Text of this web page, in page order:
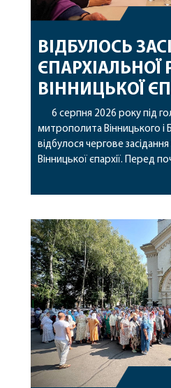
ВІДБУЛОСЬ
ЄПАРХІАЛЬНОЇ
ВІННИЦЬКОЇ
6 серпня 2026 року під
митрополита Вінницького і
відбулося чергове
Вінницької єпархії. Перед
секретар Єпархіальної Ради
побажавши йому міцного
допомоги, миру, духовної
благословенних успіхів у
архіпастирському служінні.